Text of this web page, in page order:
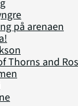
på arenaen
Thorns and